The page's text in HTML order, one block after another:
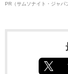
PR（サムソナイト・ジャパ